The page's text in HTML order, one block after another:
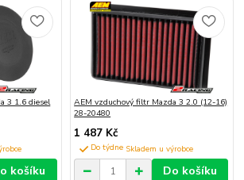
3 1.6 diesel
košíku
AEM vzduchový filtr Mazda 3 2.0 (12-16)
28-20480
1 487 Kč
Do týdne
Do košíku